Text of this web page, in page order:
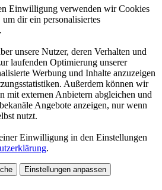
Einwilligung verwenden wir Cookies
dir ein personalisiertes
unsere Nutzer, deren Verhalten und
laufenden Optimierung unserer
Werbung und Inhalte anzuzeigen
Außerdem können wir
mit externen Anbietern abgleichen und
Angebote anzeigen, nur wenn
nutzt.
Einwilligung in den Einstellungen
.
Einstellungen anpassen